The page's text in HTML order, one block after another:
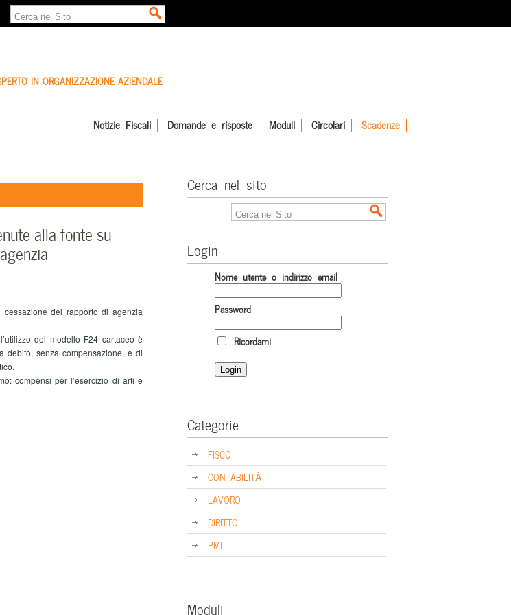
IN ORGANIZZAZIONE AZIENDALE
Notizie Fiscali Domande e risposte Moduli Circolari Scadenze
alla fonte su
cessazione del rapporto di agenzia
del modello F24 cartaceo è
debito, senza compensazione, e di
compensi per l’esercizio di arti e
Cerca nel sito
Login
Nome utente o indirizzo email
Password
Ricordami
Categorie
FISCO
CONTABILITÀ
LAVORO
DIRITTO
PMI
Moduli